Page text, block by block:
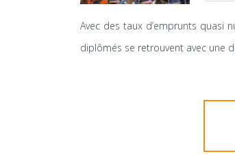
Avec des taux d’emprunts quasi
diplômés se retrouvent avec une